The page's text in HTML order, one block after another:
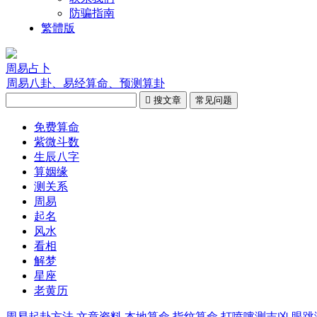
防骗指南
繁體版
周易占卜
周易八卦、易经算命、预测算卦
 搜文章 常见问题
免费算命
紫微斗数
生辰八字
算姻缘
测关系
周易
起名
风水
看相
解梦
星座
老黄历